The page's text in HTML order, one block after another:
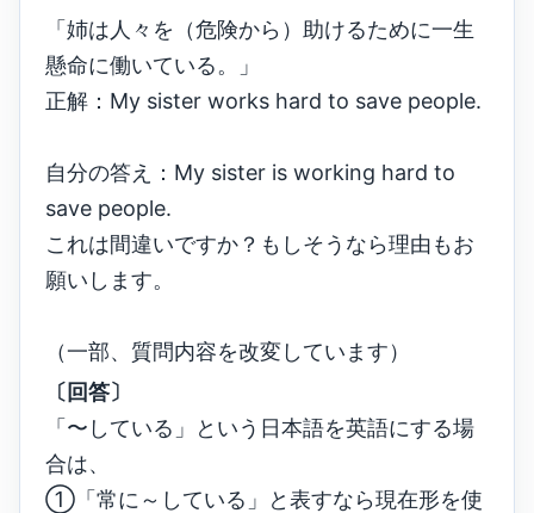
「姉は人々を（危険から）助けるために一生
懸命に働いている。」
正解：My sister works hard to save people.
自分の答え：My sister is working hard to
save people.
これは間違いですか？もしそうなら理由もお
願いします。
（一部、質問内容を改変しています）
〔回答〕
「〜している」という日本語を英語にする場
合は、
①「常に～している」と表すなら現在形を使